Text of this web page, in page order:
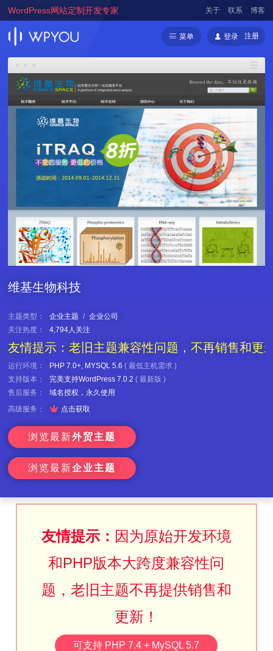
WordPress网站定制开发专家 关于 联系 博客
菜单 登录 注册
维基生物科技
主题类型： 企业主题 / 企业公司
关注热度：
4,794人关注
友情提示：老旧主题兼容性问题，不再销售和更
运行环境： PHP 7.0+, MYSQL 5.6(最低主机需求 )
支持版本：
完美支持WordPress 7.0.2(最新版 )
售后服务：
域名授权，永久使用
高级服务：
 点击获取
浏览最新外贸主题
浏览最新企业主题
友情提示： 因为原始开发环境
和PHP版本大跨度兼容性问
题，老旧主题不再提供销售和
更新！
可支持 PHP 7.4 + MySQL 5.7